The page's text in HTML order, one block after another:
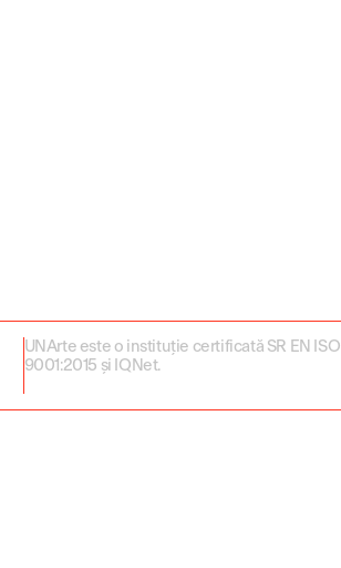
UNArte este o instituție certificată SR EN ISO
9001:2015 și IQNet.